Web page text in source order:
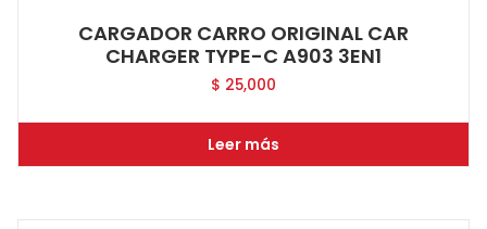
CARGADOR CARRO ORIGINAL CAR
CHARGER TYPE-C A903 3EN1
$ 25,000
Leer más